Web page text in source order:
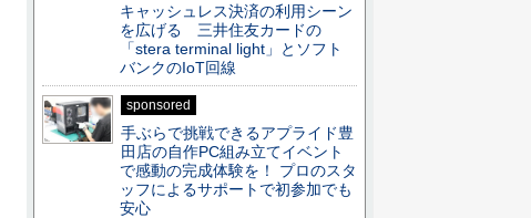
キャッシュレス決済の利用シーン
を広げる 三井住友カードの
「stera terminal light」とソフト
バンクのIoT回線
sponsored
手ぶらで挑戦できるアプライド豊
田店の自作PC組み立てイベント
で感動の完成体験を！ プロのスタ
ッフによるサポートで初参加でも
安心